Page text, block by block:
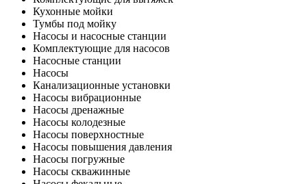
Кухонные мойки
Тумбы под мойку
Насосы и насосные станции
Комплектующие для насосов
Насосные станции
Насосы
Канализационные установки
Насосы вибрационные
Насосы дренажные
Насосы колодезные
Насосы поверхностные
Насосы повышения давления
Насосы погружные
Насосы скважинные